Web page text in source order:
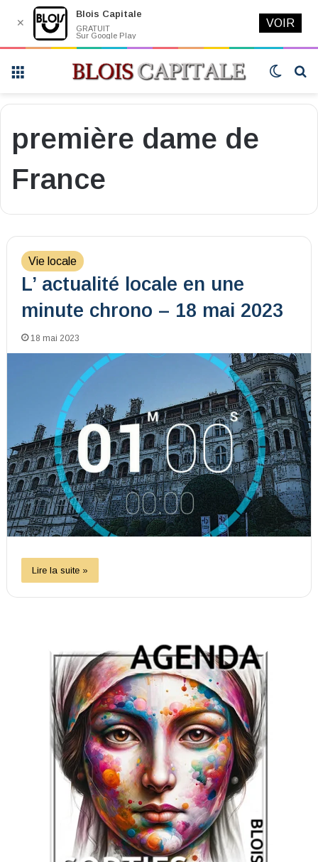
Switch
première dame de
France
Vie locale
L’ actualité locale en une
minute chrono – 18 mai 2023
18 mai 2023
Lire la suite »
✕
Blois Capitale
GRATUIT
Sur Google Play
VOIR